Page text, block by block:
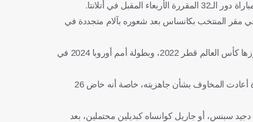
في أتلانتا.
لبرنامج تأهيلي منفصل في مقر المنتخب بكانساس بعد شعوره بآلام متجددة في
ويملك جيمس، تاريخًا طويلًا مع الإصابات التي حرمته من المشاركة في بطولات كبرى، أبرزها كأس العالم قطر 2022، وبطولة أمم أوروبا 2024 في
ورغم مشاركته في أول مباراتين من البطولة الحالية أمام كرواتيا وغانا، فإن الإصابة الأخيرة أعادت المخاوف بشأن جاهزيته، خاصة أنه خاض 26
سبنس، أو جاريل كوانساه كبديلين محتملين، بعد